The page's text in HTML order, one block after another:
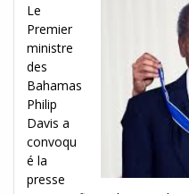
Le
Premier
ministre
des
Bahamas
Philip
Davis a
convoqu
é la
presse